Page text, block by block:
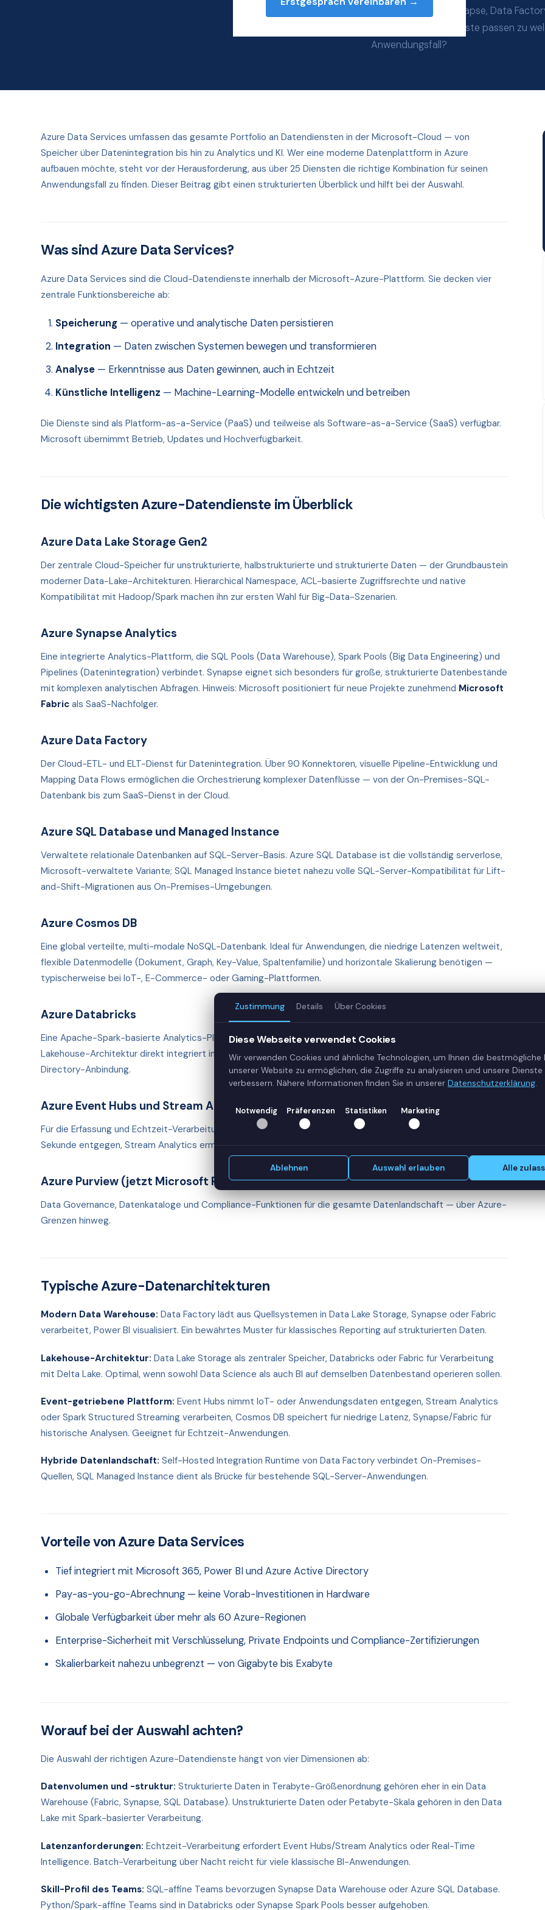
Azure Data Services im Überblick: Data Lake, Synapse, Data
Database, Cosmos DB. Welche Azure-Datendienste passen zu
Anwendungsfall?
Azure Data Services umfassen das gesamte Portfolio an Datendiensten in der Microsoft-Cloud — von
Speicher über Datenintegration bis hin zu Analytics und KI. Wer eine moderne Datenplattform in Azure
aufbauen möchte, steht vor der Herausforderung, aus über 25 Diensten die richtige Kombination für seinen
Anwendungsfall zu finden. Dieser Beitrag gibt einen strukturierten Überblick und hilft bei der Auswahl.
Was sind Azure Data Services?
Azure Data Services sind die Cloud-Datendienste innerhalb der Microsoft-Azure-Plattform. Sie decken vier
zentrale Funktionsbereiche ab:
Speicherung — operative und analytische Daten persistieren
Integration — Daten zwischen Systemen bewegen und transformieren
Analyse — Erkenntnisse aus Daten gewinnen, auch in Echtzeit
Künstliche Intelligenz — Machine-Learning-Modelle entwickeln und betreiben
Die Dienste sind als Platform-as-a-Service (PaaS) und teilweise als Software-as-a-Service (SaaS) verfügbar.
Microsoft übernimmt Betrieb, Updates und Hochverfügbarkeit.
Die wichtigsten Azure-Datendienste im Überblick
Azure Data Lake Storage Gen2
Der zentrale Cloud-Speicher für unstrukturierte, halbstrukturierte und strukturierte Daten — der Grundbaustein
moderner Data-Lake-Architekturen. Hierarchical Namespace, ACL-basierte Zugriffsrechte und native
Kompatibilität mit Hadoop/Spark machen ihn zur ersten Wahl für Big-Data-Szenarien.
Azure Synapse Analytics
Eine integrierte Analytics-Plattform, die SQL Pools (Data Warehouse), Spark Pools (Big Data Engineering) und
Pipelines (Datenintegration) verbindet. Synapse eignet sich besonders für große, strukturierte Datenbestände
mit komplexen analytischen Abfragen. Hinweis: Microsoft positioniert für neue Projekte zunehmend Microsoft
Fabric als SaaS-Nachfolger.
Azure Data Factory
Der Cloud-ETL- und ELT-Dienst für Datenintegration. Über 90 Konnektoren, visuelle Pipeline-Entwicklung und
Mapping Data Flows ermöglichen die Orchestrierung komplexer Datenflüsse — von der On-Premises-SQL-
Datenbank bis zum SaaS-Dienst in der Cloud.
Azure SQL Database und Managed Instance
Verwaltete relationale Datenbanken auf SQL-Server-Basis. Azure SQL Database ist die vollständig serverlose,
Microsoft-verwaltete Variante; SQL Managed Instance bietet nahezu volle SQL-Server-Kompatibilität für Lift-
and-Shift-Migrationen aus On-Premises-Umgebungen.
Azure Cosmos DB
Eine global verteilte, multi-modale NoSQL-Datenbank. Ideal für Anwendungen, die niedrige Latenzen weltweit,
flexible Datenmodelle (Dokument, Graph, Key-Value, Spaltenfamilie) und horizontale Skalierung benötigen —
typischerweise bei IoT-, E-Commerce- oder Gaming-Plattformen.
Azure Databricks
Eine Apache-Spark-basierte Analytics-Plattform für Data Engineering und Data Science. Bietet die Databricks-
Lakehouse-Architektur direkt integriert in Azure mit Single-Sign-On, virtuellen Netzwerken und Azure-Active-
Directory-Anbindung.
Azure Event Hubs und Stream Analytics
Für die Erfassung und Echtzeit-Verarbeitung von Streamingdaten. Event Hubs nimmt Millionen Events pro
Sekunde entgegen, Stream Analytics ermöglicht deklaratives Verarbeiten in SQL-Syntax.
Azure Purview (jetzt Microsoft Purview)
Data Governance, Datenkataloge und Compliance-Funktionen für die gesamte Datenlandschaft — über Azure-
Grenzen hinweg.
Typische Azure-Datenarchitekturen
Modern Data Warehouse: Data Factory lädt aus Quellsystemen in Data Lake Storage, Synapse oder Fabric
verarbeitet, Power BI visualisiert. Ein bewährtes Muster für klassisches Reporting auf strukturierten Daten.
Lakehouse-Architektur: Data Lake Storage als zentraler Speicher, Databricks oder Fabric für Verarbeitung
mit Delta Lake. Optimal, wenn sowohl Data Science als auch BI auf demselben Datenbestand operieren sollen.
Event-getriebene Plattform: Event Hubs nimmt IoT- oder Anwendungsdaten entgegen, Stream Analytics
oder Spark Structured Streaming verarbeiten, Cosmos DB speichert für niedrige Latenz, Synapse/Fabric für
historische Analysen. Geeignet für Echtzeit-Anwendungen.
Hybride Datenlandschaft: Self-Hosted Integration Runtime von Data Factory verbindet On-Premises-
Quellen, SQL Managed Instance dient als Brücke für bestehende SQL-Server-Anwendungen.
Vorteile von Azure Data Services
Tief integriert mit Microsoft 365, Power BI und Azure Active Directory
Pay-as-you-go-Abrechnung — keine Vorab-Investitionen in Hardware
Globale Verfügbarkeit über mehr als 60 Azure-Regionen
Enterprise-Sicherheit mit Verschlüsselung, Private Endpoints und Compliance-Zertifizierungen
Skalierbarkeit nahezu unbegrenzt — von Gigabyte bis Exabyte
Worauf bei der Auswahl achten?
Die Auswahl der richtigen Azure-Datendienste hängt von vier Dimensionen ab:
Datenvolumen und -struktur: Strukturierte Daten in Terabyte-Größenordnung gehören eher in ein Data
Warehouse (Fabric, Synapse, SQL Database). Unstrukturierte Daten oder Petabyte-Skala gehören in den Data
Lake mit Spark-basierter Verarbeitung.
Latenzanforderungen: Echtzeit-Verarbeitung erfordert Event Hubs/Stream Analytics oder Real-Time
Intelligence. Batch-Verarbeitung über Nacht reicht für viele klassische BI-Anwendungen.
Skill-Profil des Teams: SQL-affine Teams bevorzugen Synapse Data Warehouse oder Azure SQL Database.
Python/Spark-affine Teams sind in Databricks oder Synapse Spark Pools besser aufgehoben.
Zustimmung Details Über Cookies
Diese Webseite verwendet Cookies
Wir verwenden Cookies und ähnliche Technologien, um Ihnen die bestmögliche
unserer Website zu ermöglichen, die Zugriffe zu analysieren und unsere
verbessern. Nähere Informationen finden Sie in unserer Datenschutzerklärung.
Notwendig Präferenzen Statistiken Marketing
Ablehnen Auswahl erlauben Alle